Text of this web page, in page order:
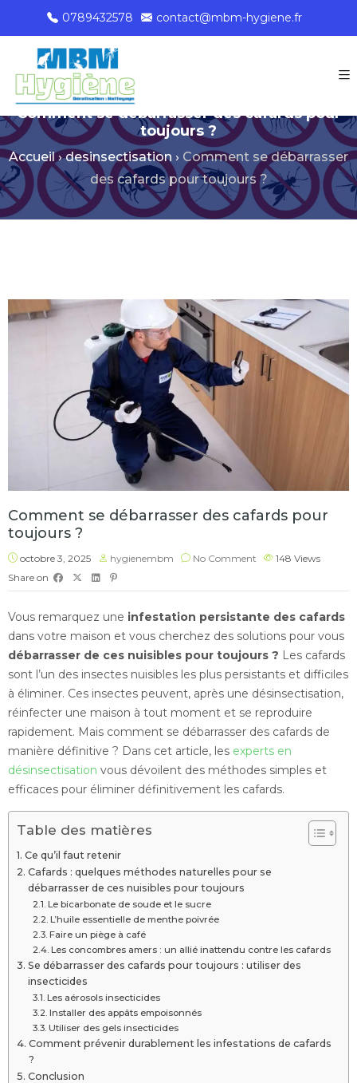
0789432578 contact@mbm-hygiene.fr
Comment se débarrasser des cafards pour
toujours ?
Accueil›desinsectisation › Comment se débarrasser
des cafards pour toujours ?
Comment se débarrasser des cafards pour
toujours ?
octobre 3, 2025 hygienembm No Comment 148 Views
Share on
Vous remarquez une infestation persistante des cafards
dans votre maison et vous cherchez des solutions pour vous
débarrasser de ces nuisibles pour toujours ? Les cafards
sont l’un des insectes nuisibles les plus persistants et difficiles
à éliminer. Ces insectes peuvent, après une désinsectisation,
réinfecter une maison à tout moment et se reproduire
rapidement. Mais comment se débarrasser des cafards de
manière définitive ? Dans cet article, les experts en
désinsectisation vous dévoilent des méthodes simples et
efficaces pour éliminer définitivement les cafards.
Table des matières
Ce qu’il faut retenir
Cafards : quelques méthodes naturelles pour se
débarrasser de ces nuisibles pour toujours
Le bicarbonate de soude et le sucre
L’huile essentielle de menthe poivrée
Faire un piège à café
Les concombres amers : un allié inattendu contre les cafards
Se débarrasser des cafards pour toujours : utiliser des
insecticides
Les aérosols insecticides
Installer des appâts empoisonnés
Utiliser des gels insecticides
Comment prévenir durablement les infestations de cafards
?
Conclusion